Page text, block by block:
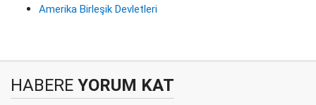
Amerika Birleşik Devletleri
HABERE YORUM KAT